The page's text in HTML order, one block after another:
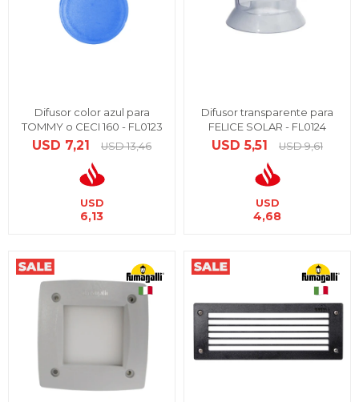
Difusor color azul para
TOMMY o CECI 160 - FL0123
USD 7,21 USD 13,46
USD
6,13
Difusor transparente para
FELICE SOLAR - FL0124
USD 5,51 USD 9,61
USD
4,68